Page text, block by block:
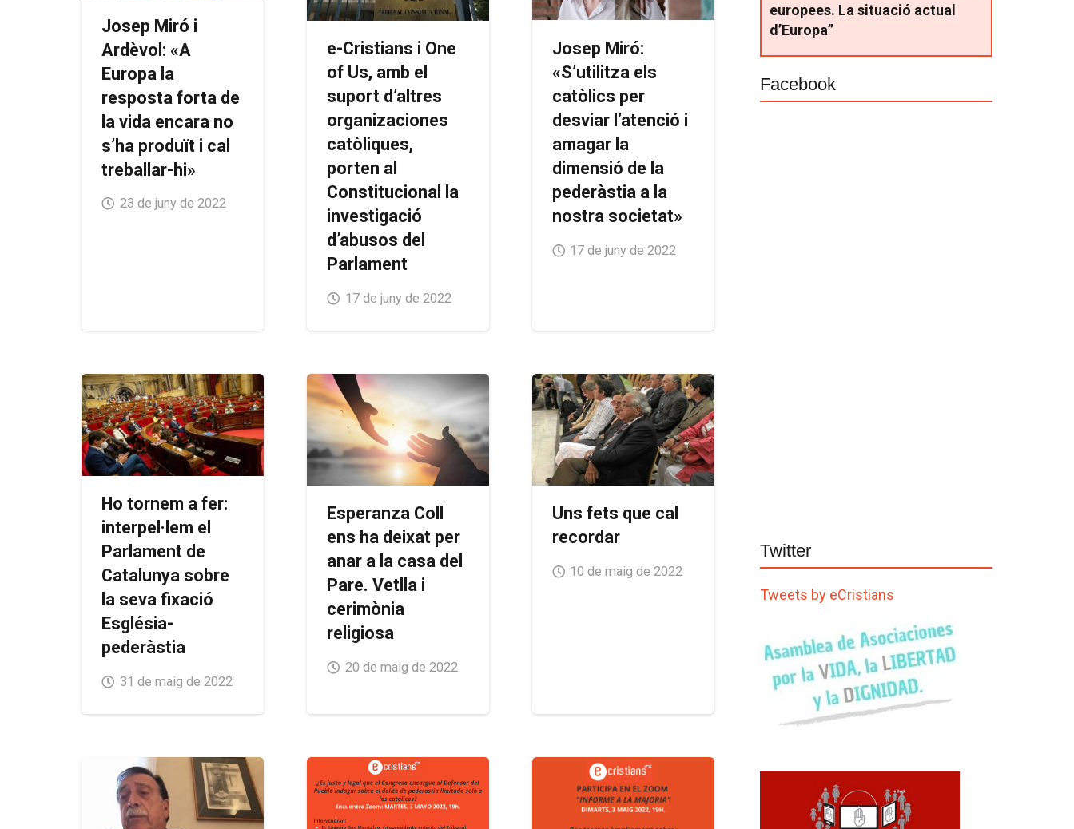
Josep Miró i
Ardèvol: «A
Europa la
resposta forta de
la vida encara no
s’ha produït i cal
treballar-hi»
23 de juny de 2022
e-Cristians i One
of Us, amb el
suport d’altres
organizaciones
catòliques,
porten al
Constitucional la
investigació
d’abusos del
Parlament
17 de juny de 2022
Josep Miró:
«S’utilitza els
catòlics per
desviar l’atenció i
amagar la
dimensió de la
pederàstia a la
nostra societat»
17 de juny de 2022
Ho tornem a fer:
interpel·lem el
Parlament de
Catalunya sobre
la seva fixació
Església-
pederàstia
31 de maig de 2022
Esperanza Coll
ens ha deixat per
anar a la casa del
Pare. Vetlla i
cerimònia
religiosa
20 de maig de 2022
Uns fets que cal
recordar
10 de maig de 2022
europees. La situació actual
d’Europa”
Facebook
Twitter
Tweets by eCristians